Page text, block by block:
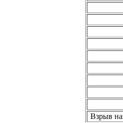
Взрыв